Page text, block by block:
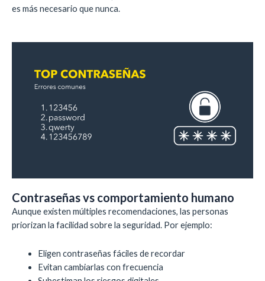
es más necesario que nunca.
Contraseñas vs comportamiento humano
Aunque existen múltiples recomendaciones, las personas
priorizan la facilidad sobre la seguridad. Por ejemplo:
Eligen contraseñas fáciles de recordar
Evitan cambiarlas con frecuencia